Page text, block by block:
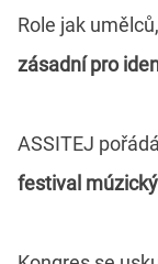
Role jak
zásadní pro
ASSITEJ pořádá
festival